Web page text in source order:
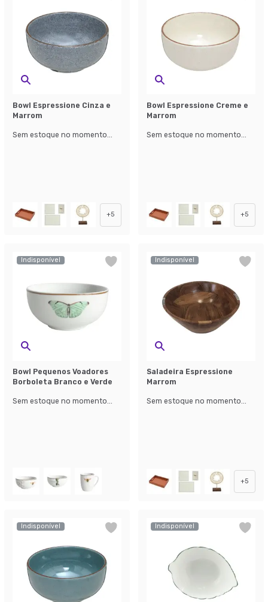
Bowl Espressione Cinza e
Marrom
Sem estoque no momento...
+5
Bowl Espressione Creme e
Marrom
Sem estoque no momento...
+5
Indisponível
Bowl Pequenos Voadores
Borboleta Branco e Verde
Sem estoque no momento...
Indisponível
Saladeira Espressione
Marrom
Sem estoque no momento...
+5
Indisponível Indisponível